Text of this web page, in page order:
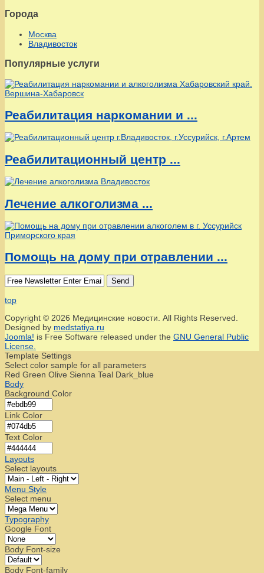
Города
Москва
Владивосток
Популярные услуги
Реабилитация наркомании и ...
Реабилитационный центр ...
Лечение алкоголизма ...
Помощь на дому при отравлении ...
Send
top
Copyright © 2026 Медицинские новости. All Rights Reserved.
Designed by medstatiya.ru
Joomla! is Free Software released under the GNU General Public
License.
Template Settings
Select color sample for all parameters
Red Green Olive Sienna Teal Dark_blue
Body
Background Color
Link Color
Text Color
Layouts
Select layouts
Menu Style
Select menu
Typography
Google Font
Body Font-size
Body Font-family